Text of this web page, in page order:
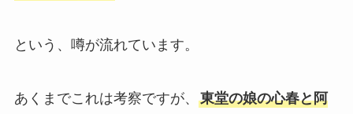
という、噂が流れています。
あくまでこれは考察ですが、 東堂の娘の心春と阿